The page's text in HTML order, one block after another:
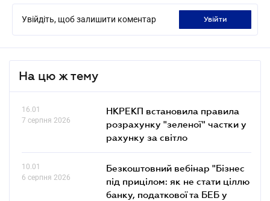
Увійдіть, щоб залишити коментар увійти
На цю ж тему
16.01
7 серпня 2026
НКРЕКП встановила правила
розрахунку "зеленої" частки у
рахунку за світло
10.01
6 серпня 2026
Безкоштовний вебінар "Бізнес
під прицілом: як не стати ціллю
банку, податкової та БЕБ у